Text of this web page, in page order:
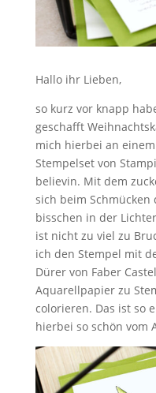
Hallo ihr Lieben,
so kurz vor knapp
geschafft
mich hierbei an
Stempelset von
believin. Mit dem
sich beim
bisschen in der
ist nicht zu viel zu
ich den Stempel mit
Dürer von Faber
Aquarellpapier zu
colorieren. Das ist so
hierbei so schön vom